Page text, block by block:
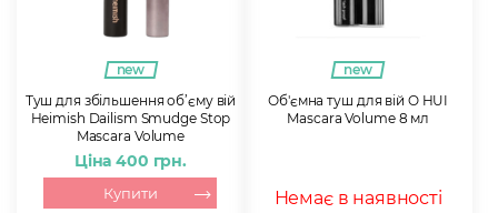
new
Туш для збільшення об’єму вій
Heimish Dailism Smudge Stop
Mascara Volume
Ціна 400 грн.
Купити
new
Об'ємна туш для вій O HUI
Mascara Volume 8 мл
Немає в наявності